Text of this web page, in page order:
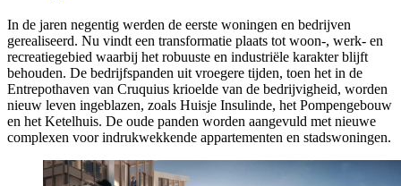
In de jaren negentig werden de eerste woningen en bedrijven
gerealiseerd. Nu vindt een transformatie plaats tot woon-, werk- en
recreatiegebied waarbij het robuuste en industriële karakter blijft
behouden. De bedrijfspanden uit vroegere tijden, toen het in de
Entrepothaven van Cruquius krioelde van de bedrijvigheid, worden
nieuw leven ingeblazen, zoals Huisje Insulinde, het Pompengebouw
en het Ketelhuis. De oude panden worden aangevuld met nieuwe
complexen voor indrukwekkende appartementen en stadswoningen.